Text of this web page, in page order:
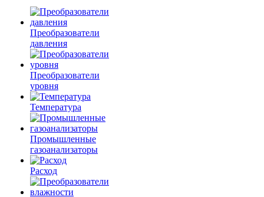
Преобразователи
давления
Преобразователи
уровня
Температура
Промышленные
газоанализаторы
Расход